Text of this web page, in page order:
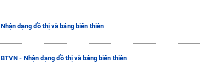
Nhận dạng đồ thị và bảng biến thiên
BTVN - Nhận dạng đồ thị và bảng biến thiên